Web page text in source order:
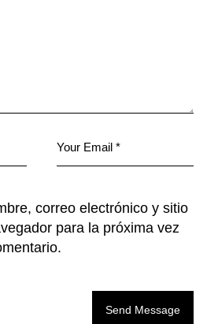
correo electrónico y sitio
para la próxima vez
Send Message